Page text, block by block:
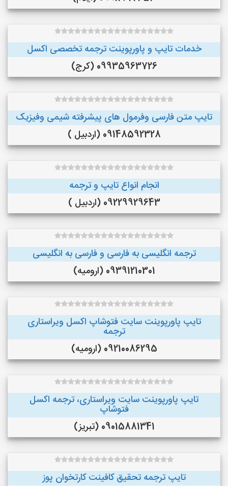
خدمات تایپ و پاورپوینت ترجمه تخصصی اکسل
09935963726 (کرج)
تایپ متن فارسی وفرمول های پیشرفته شیمی وفیزیک
09148592328 (اردبیل )
انجام انواع تایپ و ترجمه
09229929643 (اردبیل )
ترجمه انگلیسی به فارسی و فارسی به انگلیسی
09391210301 (ارومیه)
تایپ پاورپوینت سایت فتوشاپ اکسل ویراستاری
ترجمه
09210086295 (ارومیه)
تایپ پاورپوینت سایت ویراستاری، ترجمه اکسل
فتوشاپ
09015881341 (تبریز)
تایپ ترجمه تحقیق کافینت کارتخوان پوز